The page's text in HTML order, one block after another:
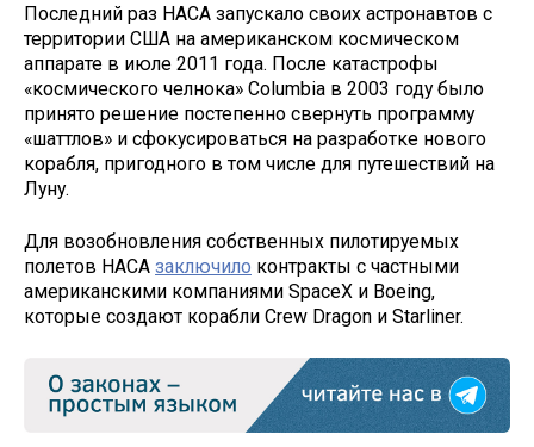
Последний раз НАСА запускало своих астронавтов с
территории США на американском космическом
аппарате в июле 2011 года. После катастрофы
«космического челнока» Columbia в 2003 году было
принято решение постепенно свернуть программу
«шаттлов» и сфокусироваться на разработке нового
корабля, пригодного в том числе для путешествий на
Луну.
Для возобновления собственных пилотируемых
полетов НАСА заключило контракты с частными
американскими компаниями SpaceX и Boeing,
которые создают корабли Crew Dragon и Starliner.